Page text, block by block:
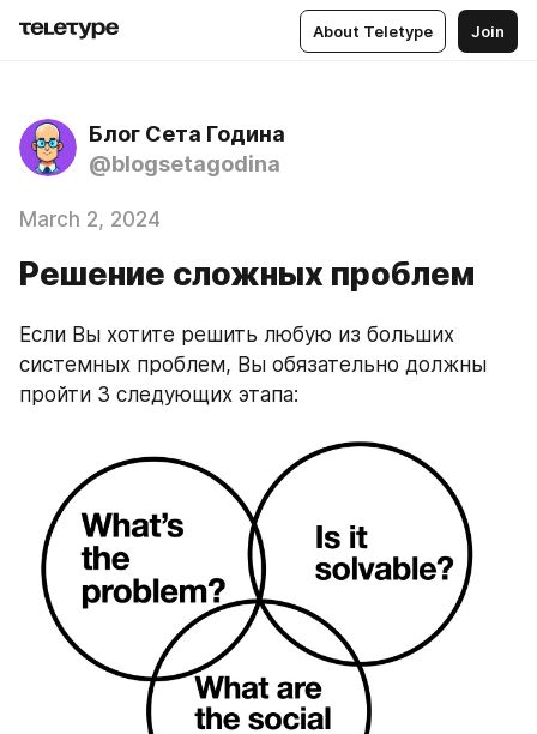
About Teletype Join
Блог Сета Година
@blogsetagodina
March 2, 2024
Решение сложных проблем
Если Вы хотите решить любую из больших
системных проблем, Вы обязательно должны
пройти 3 следующих этапа: